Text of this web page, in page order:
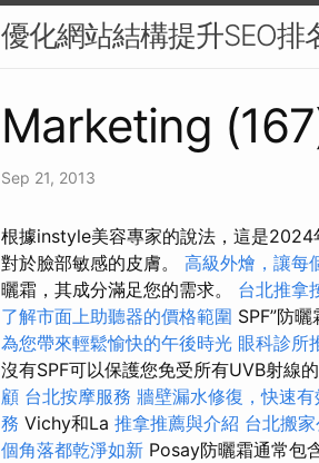
優化網站結構提升SEO排
Marketing
Sep 21, 2013
根據instyle美容專家的說法，這是
對於臉部敏感的皮膚。 高級外燴，讓每
曬霜，其成分滿足您的需求。 台北推拿
了解市面上助聽器的價格範圍 SPF”防
為您帶來輕鬆愉快的午後時光 眼科診所
沒有SPF可以保護您免受所有UVB射線
顧 台北按摩服務 牆壁漏水修復，快速
務 Vichy和La 推拿推薦與介紹 台北搬
個角落都乾淨如新 Posay防曬霜通常包